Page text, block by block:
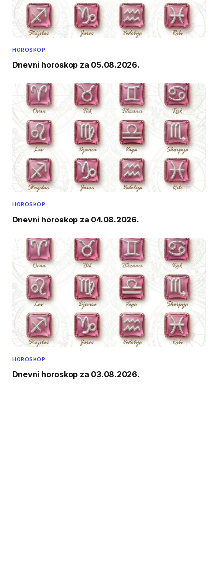
HOROSKOP
Dnevni horoskop za 05.08.2026.
HOROSKOP
Dnevni horoskop za 04.08.2026.
HOROSKOP
Dnevni horoskop za 03.08.2026.